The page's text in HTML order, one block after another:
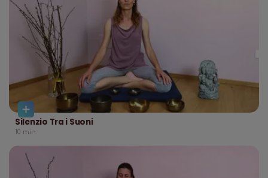
Silenzio Tra i Suoni
10 min